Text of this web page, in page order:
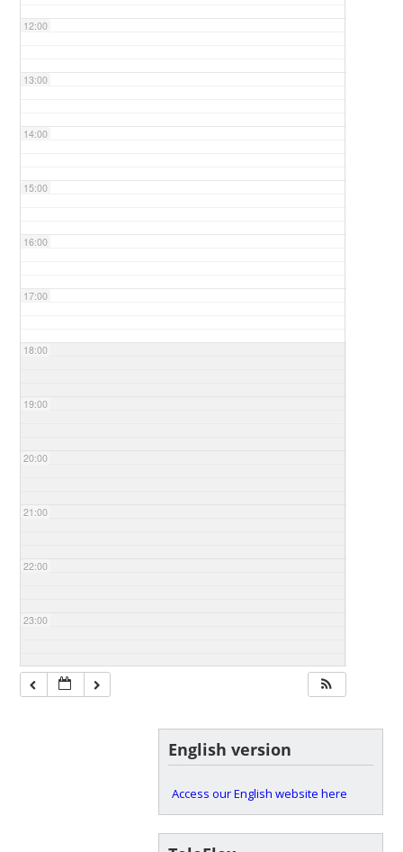
12:00
13:00
14:00
15:00
16:00
17:00
18:00
19:00
20:00
21:00
22:00
23:00
English version
Access our English website here